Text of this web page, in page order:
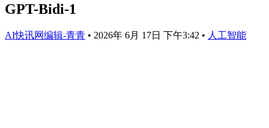
GPT-Bidi-1
AI快讯网编辑-青青 • 2026年 6月 17日 下午3:42 • 人工智能